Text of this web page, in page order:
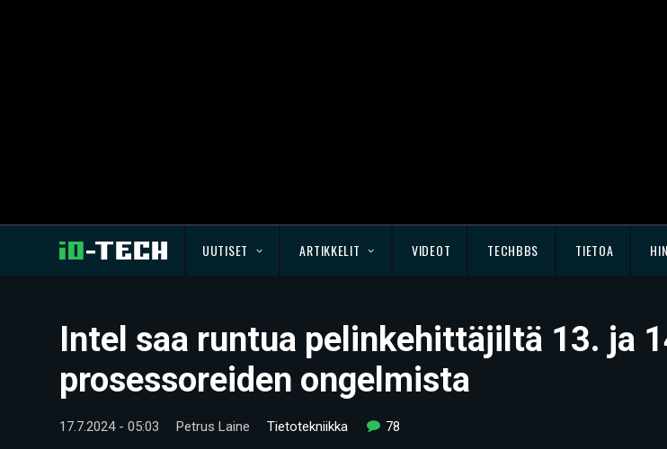
UUTISET ARTIKKELIT VIDEOT TECHBBS TIETOA
Intel saa runtua pelinkehittäjiltä 13. ja
prosessoreiden ongelmista
17.7.2024 - 05:03 Petrus Laine Tietotekniikka 78